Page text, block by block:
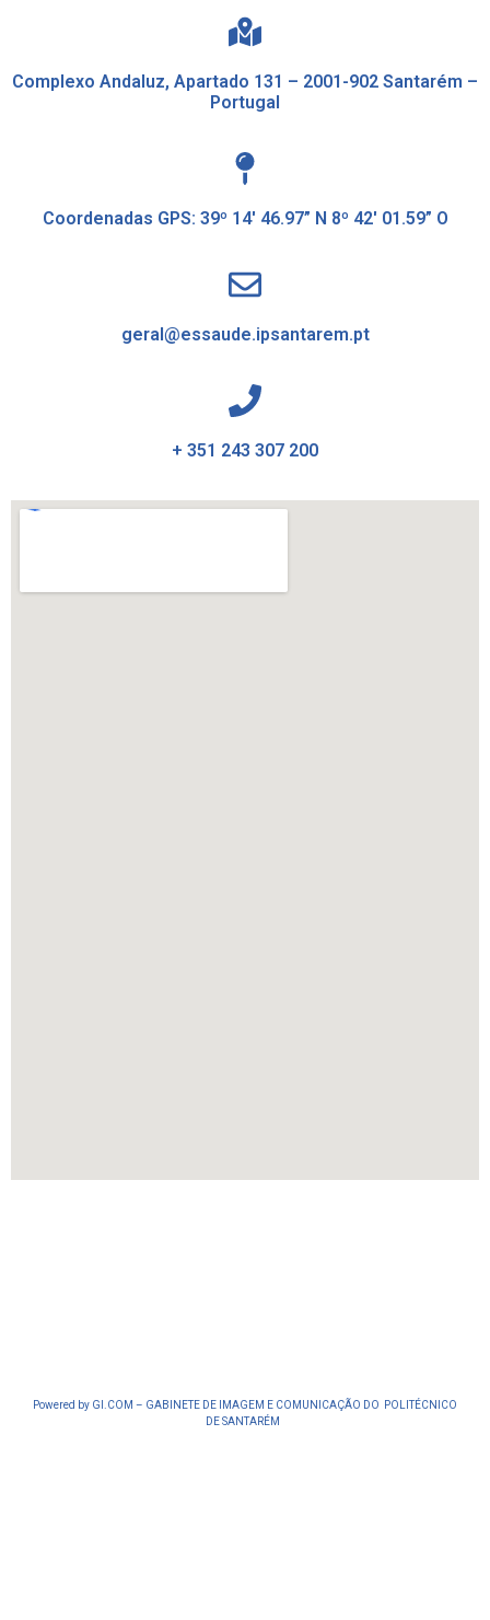
Complexo Andaluz, Apartado 131 – 2001-902 Santarém –
Portugal
Coordenadas GPS: 39º 14′ 46.97” N 8º 42′ 01.59” O
geral@essaude.ipsantarem.pt
+ 351 243 307 200
Powered by GI.COM – GABINETE DE IMAGEM E COMUNICAÇÃO DO POLITÉCNICO
DE SANTARÉM